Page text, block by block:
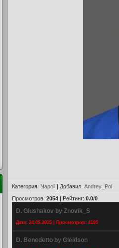
Категория: Napoli | Добавил: Andrey_Pol
Просмотров: 2054 | Рейтинг: 0.0/0
D. Glushakov by Znovik_S
Дата: 24.05.2015 | Просмотров: 4195
D. Benedetto by Gleidson